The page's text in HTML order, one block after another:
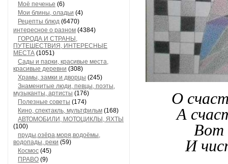
Моё печенье (6)
Мои блины, оладьи (4)
Рецепты блюд (6470)
интересное о разном (4384)
ГОРОДА И СТРАНЫ,
ПУТЕШЕСТВИЯ, ИНТЕРЕСНЫЕ
МЕСТА (1051)
Сады и парки, красивые места,
красивые деревни (308)
Храмы, замки и дворцы (245)
Знаменитые люди, певцы, поэты,
музыканты, артисты (176)
Полезные советы (174)
Кино, спектакль, мультфильм (168)
АВТОМОБИЛИ, МОТОЦИКЛЫ, ЯХТЫ
(100)
пруды,озёра,моря,водоёмы,
водопады, реки (59)
Космос (45)
ПРАВО (9)
О
А
Вот
И